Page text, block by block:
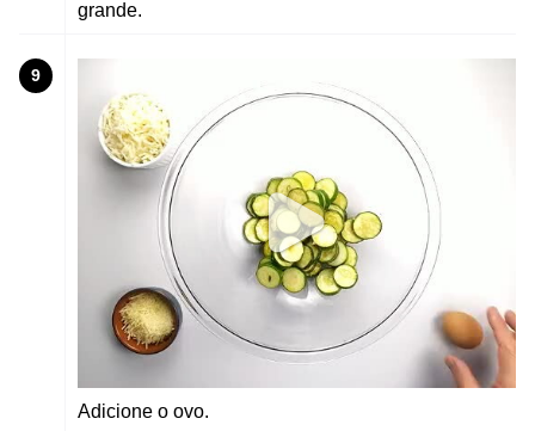
grande.
9
Adicione o ovo.